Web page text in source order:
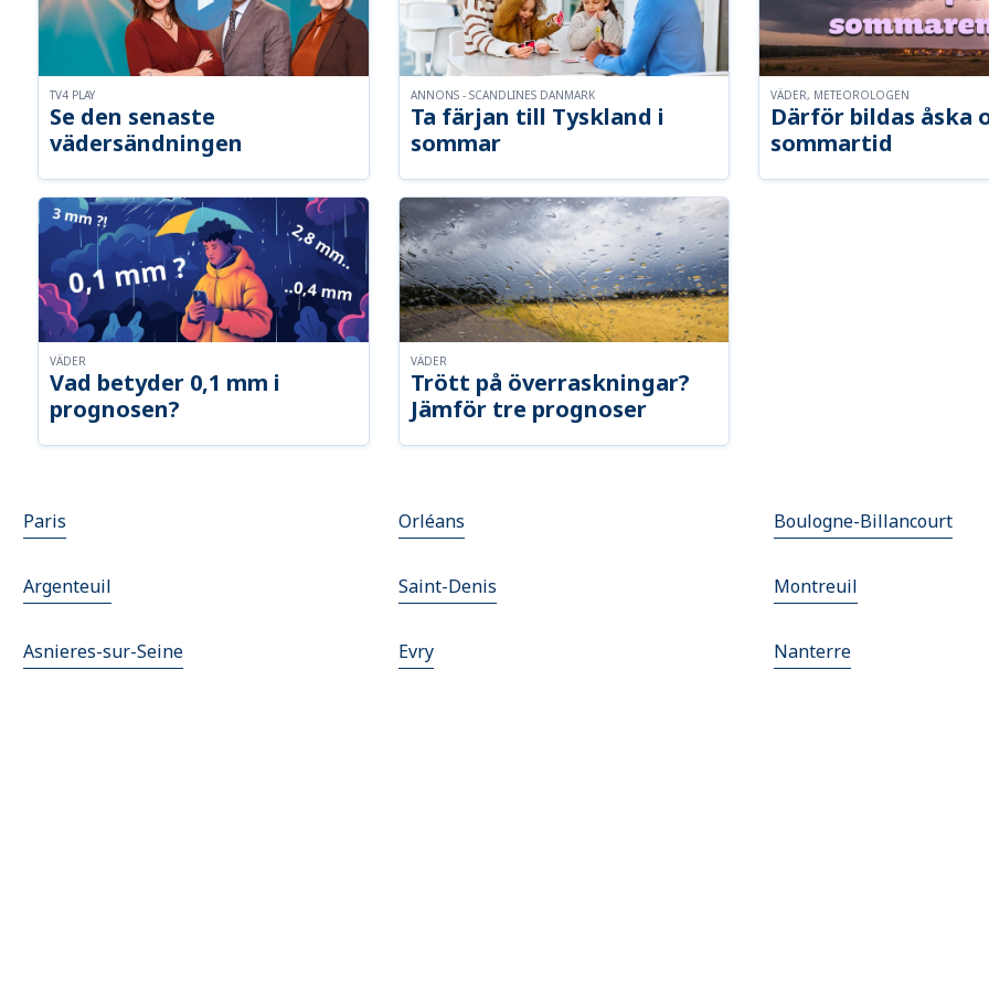
Se den senaste
vädersändningen
TV4 PLAY
Ta färjan till Tyskland i
sommar
ANNONS - SCANDLINES DANMARK
Därför bildas åska
sommartid
VÄDER, METEOROLOGEN
Vad betyder 0,1 mm i
prognosen?
VÄDER
Trött på överraskningar?
Jämför tre prognoser
VÄDER
Paris Orléans Boulogne-Billancourt
Argenteuil Saint-Denis Montreuil
Asnieres-sur-Seine Evry Nanterre